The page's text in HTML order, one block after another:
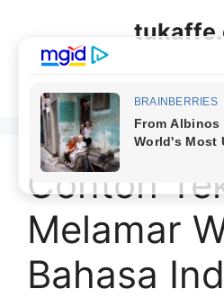
Contoh
Melamar
Bahasa